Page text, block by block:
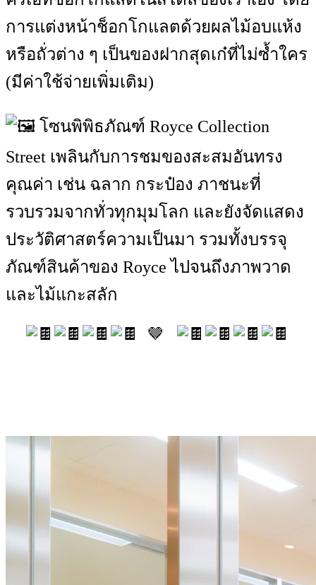
การแต่งหน้าช็อกโกแลตด้วยผลไม้อบแห้ง
หรือถั่วต่าง ๆ เป็นของฝากสุดเก๋ที่ไม่ซ้ำใคร
(มีค่าใช้จ่ายเพิ่มเติม)
โซนพิพิธภัณฑ์ Royce Collection
Street เพลินกับการชมของสะสมอันทรง
คุณค่า เช่น ฉลาก กระป๋อง ภาชนะที่
รวบรวมจากทั่วทุกมุมโลก และยังจัดแสดง
ประวัติศาสตร์ความเป็นมา รวมทั้งบรรจุ
ภัณฑ์สินค้าของ Royce ไปจนถึงภาพวาด
และไม้แกะสลัก
🤎